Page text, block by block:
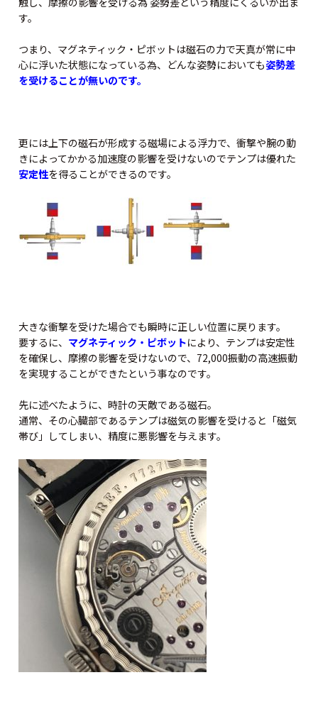
す。
つまり、マグネティック・ピボットは磁石の力で天真が常に中
心に浮いた状態になっている為、どんな姿勢においても姿勢差
を受けることが無いのです。
更には上下の磁石が形成する磁場による浮力で、衝撃や腕の動
きによってかかる加速度の影響を受けないのでテンプは優れた
安定性を得ることができるのです。
大きな衝撃を受けた場合でも瞬時に正しい位置に戻ります。
要するに、 マグネティック・ピボットにより、テンプは安定性
を確保し、摩擦の影響を受けないので、72,000振動の高速振動
を実現することができたという事なのです。
先に述べたように、時計の天敵である磁石。
通常、その心臓部であるテンプは磁気の影響を受けると「磁気
帯び」してしまい、精度に悪影響を与えます。